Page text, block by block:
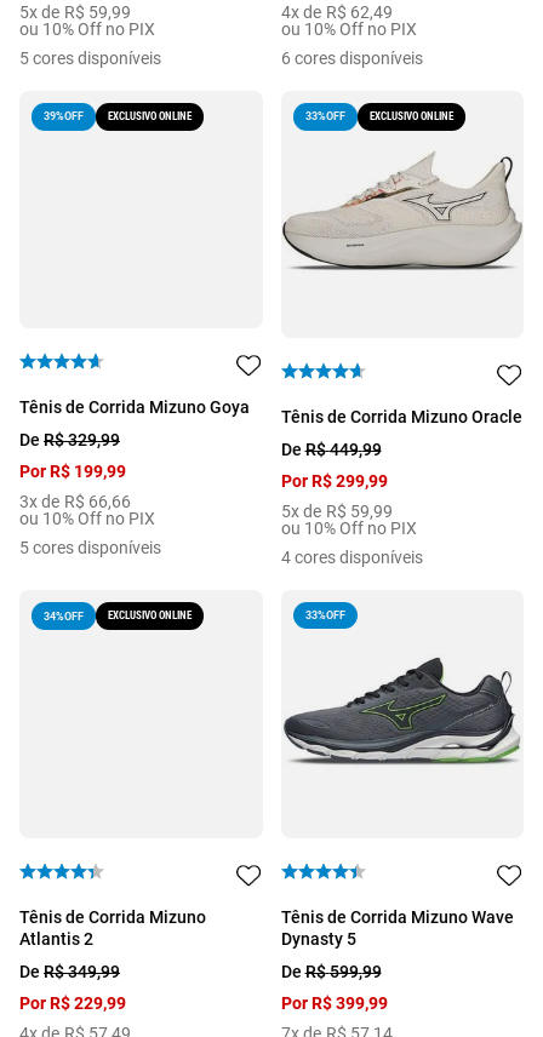
5x de R$ 59,99
ou 10% Off no PIX
5cores disponíveis
4x de R$ 62,49
ou 10% Off no PIX
6 cores disponíveis
39%OFF EXCLUSIVO ONLINE
Tênis de Corrida Mizuno Goya
De R$329,99
PorR$ 199,99
3x de R$ 66,66
ou 10% Off no PIX
5cores disponíveis
33%OFF EXCLUSIVO ONLINE
Tênis de Corrida Mizuno Oracle
DeR$449,99
PorR$ 299,99
5x de R$ 59,99
ou 10% Off no PIX
4 cores disponíveis
34%OFF EXCLUSIVO ONLINE
Tênis de Corrida Mizuno
Atlantis 2
De R$349,99
PorR$229,99
4x de R$ 57,49
33%OFF
Tênis de Corrida Mizuno Wave
Dynasty 5
DeR$599,99
PorR$ 399,99
7x de R$ 57,14